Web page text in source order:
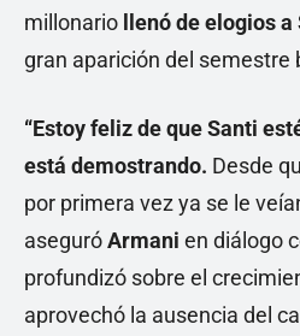
millonario
llenó de elogios
gran aparición del semestre
“Estoy feliz de que Santi
está demostrando. Desde
por primera vez ya se le
aseguróArmani en diálogo
profundizó sobre el
aprovechó la ausencia del